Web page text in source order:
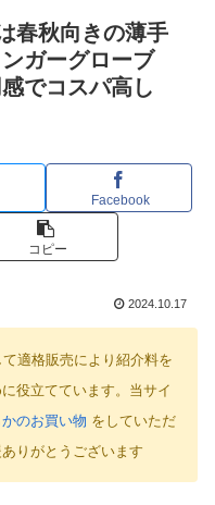
春秋向きの薄手
ガーグローブ
でコスパ高し
Facebook
コピー
2024.10.17
適格販売により紹介料を
役立てています。当サイ
のお買い物 をしていただ
りがとうございます